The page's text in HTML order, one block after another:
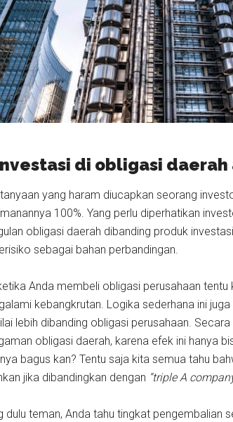
di obligasi daerah
yang haram diucapkan seorang
100%. Yang perlu diperhatikan
obligasi daerah dibanding produk
sebagai bahan perbandingan.
Anda membeli obligasi perusahaan tentu
kebangkrutan. Logika sederhana ini
lebih dibanding obligasi perusahaan.
obligasi daerah, karena efek ini hanya
bagus kan? Tentu saja kita semua tahu
jika dibandingkan dengan “triple A
dulu teman, Anda tahu tingkat pengembalian